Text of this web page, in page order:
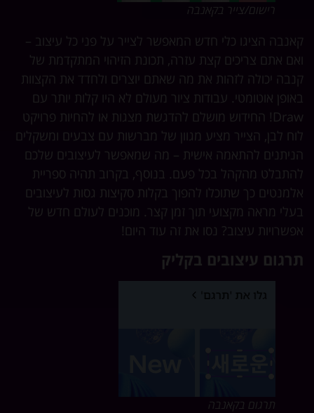
רישום/צייר בקאנבה
הציגו כלי חדש המאפשר לצייר על פני כל עיצוב –
אתם צריכים קצת עזרה, תכונת הזיהוי המתקדמת של
יכולה לזהות את מה שאתם יוצרים ולחדד את הקצוות
אוטומטי. עבודות ציור מעולם לא היו קלות יותר עם
Draw! החידוש מושלם להדגשת מצגות או להחיות פרויקט
לבן, הצייר מציע מגוון של מברשות עם צבעים ומשקלים
להתאמה אישית – מה שמאפשר לעיצובים שלכם
מהקהל בכל פעם. בנוסף, בקרוב תהיה ספריית
כך שתוכלו להפוך בקלות סקיצות גסות לעיצובים
מראה מקצועי תוך זמן קצר. מוכנים לעולם חדש של
עיצוב? נסו את זה עוד היום!
עיצובים בקליק
תרגום בקאנבה